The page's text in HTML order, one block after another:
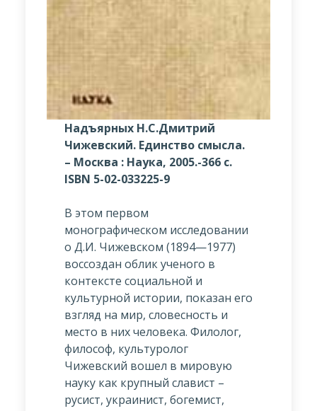
Надъярных Н.С.Дмитрий
Чижевский. Единство смысла.
– Москва : Наука, 2005.-366 с.
ISBN 5-02-033225-9
В этом первом
монографическом исследовании
о Д.И. Чижевском (1894—1977)
воссоздан облик ученого в
контексте социальной и
культурной истории, показан его
взгляд на мир, словесность и
место в них человека. Филолог,
философ, культуролог
Чижевский вошел в мировую
науку как крупный славист –
русист, украинист, богемист,